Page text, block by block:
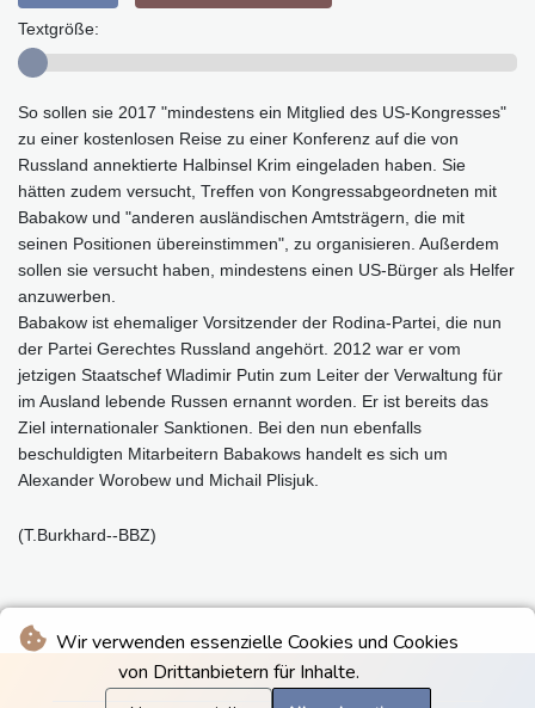
Wir verwenden essenzielle Cookies und Cookies
von Drittanbietern für Inhalte.
Textgröße:
So sollen sie 2017 "mindestens ein Mitglied des US-Kongresses"
zu einer kostenlosen Reise zu einer Konferenz auf die von
Russland annektierte Halbinsel Krim eingeladen haben. Sie
hätten zudem versucht, Treffen von Kongressabgeordneten mit
Babakow und "anderen ausländischen Amtsträgern, die mit
seinen Positionen übereinstimmen", zu organisieren. Außerdem
sollen sie versucht haben, mindestens einen US-Bürger als Helfer
anzuwerben.
Babakow ist ehemaliger Vorsitzender der Rodina-Partei, die nun
der Partei Gerechtes Russland angehört. 2012 war er vom
jetzigen Staatschef Wladimir Putin zum Leiter der Verwaltung für
im Ausland lebende Russen ernannt worden. Er ist bereits das
Ziel internationaler Sanktionen. Bei den nun ebenfalls
beschuldigten Mitarbeitern Babakows handelt es sich um
Alexander Worobew und Michail Plisjuk.
(T.Burkhard--BBZ)